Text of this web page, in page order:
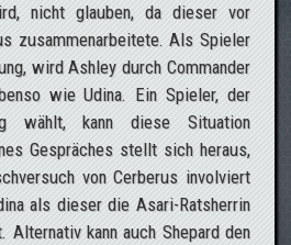
nicht glauben, da dieser vor
zusammenarbeitete. Als Spieler
wird Ashley durch Commander
wie Udina. Ein Spieler, der
wählt, kann diese Situation
Gespräches stellt sich heraus,
von Cerberus involviert
als dieser die Asari-Ratsherrin
kann auch Shepard den